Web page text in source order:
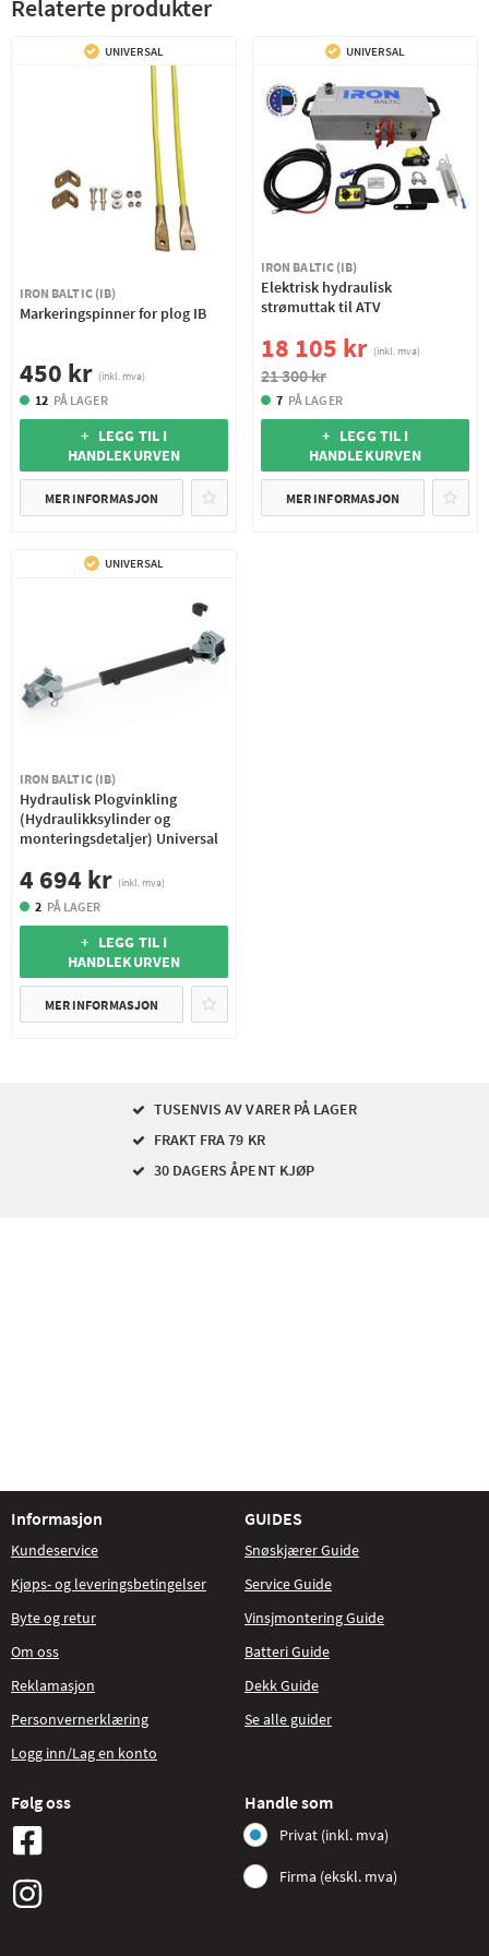
Relaterte produkter
UNIVERSAL
IRON BALTIC (IB)
Markeringspinner for plog IB
450 kr (inkl. mva)
12 PÅ LAGER
+ LEGG TIL I
HANDLEKURVEN
MER INFORMASJON
UNIVERSAL
IRON BALTIC (IB)
Elektrisk hydraulisk
strømuttak til ATV
18 105 kr (inkl. mva)
21 300 kr
7 PÅ LAGER
+ LEGG TIL I
HANDLEKURVEN
MER INFORMASJON
UNIVERSAL
IRON BALTIC (IB)
Hydraulisk Plogvinkling
(Hydraulikksylinder og
monteringsdetaljer) Universal
4 694 kr (inkl. mva)
2 PÅ LAGER
+ LEGG TIL I
HANDLEKURVEN
MER INFORMASJON
TUSENVIS AV VARER PÅ LAGER
FRAKT FRA 79 KR
30 DAGERS ÅPENT KJØP
Informasjon
Kundeservice
Kjøps- og leveringsbetingelser
Byte og retur
Om oss
Reklamasjon
Personvernerklæring
Logg inn/Lag en konto
GUIDES
Snøskjærer Guide
Service Guide
Vinsjmontering Guide
Batteri Guide
Dekk Guide
Se alle guider
Følg oss Handle som
Privat (inkl. mva)
Firma (ekskl. mva)